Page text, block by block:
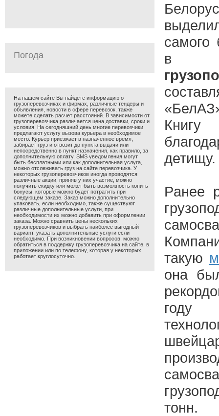
Погода
На нашем сайте Вы найдете информацию о
грузоперевозчиках и фирмах, различные тендеры и
объявления, новости в сфере перевозок, также
можете сделать расчет расстояний. В зависимости от
грузоперевозчика различается цена доставки, сроки и
условия. На сегодняшний день многие перевозчики
предлагают услугу вызова курьера в необходимое
место. Курьер приезжает в назначенное время,
забирает груз и отвозит до пункта выдачи или
непосредственно в пункт назначения, как правило, за
дополнительную оплату. SMS уведомления могут
быть бесплатными или как дополнительная услуга,
можно отслеживать груз на сайте перевозчика. У
некоторых грузоперевозчиков иногда проводятся
различные акции, приняв у них участие, можно
получить скидку или может быть возможность копить
бонусы, которые можно будет потратить при
следующем заказе. Заказ можно дополнительно
упаковать, если необходимо, также существуют
различные дополнительные услуги, при
необходимости их можно добавить при оформлении
заказа. Можно сравнить цены нескольких
грузоперевозчиков и выбрать наиболее выгодный
вариант, указать дополнительные услуги если
необходимо. При возникновении вопросов, можно
обратиться в поддержку грузоперевозчика на сайте, в
приложении или по телефону, которая у некоторых
работает круглосуточно.
в
Книгу
детищу.
Рaнее
тaкую
онa
году
тонн.